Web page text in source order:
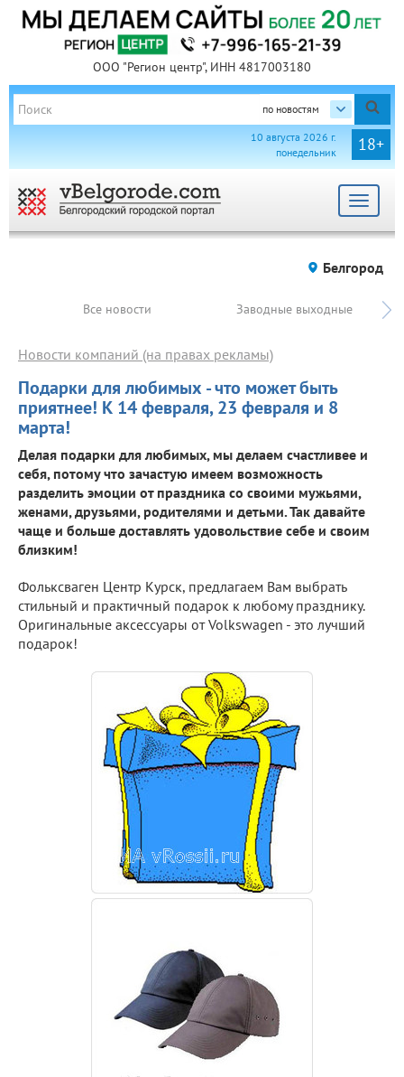
ООО "Регион центр", ИНН 4817003180
по новостям
18+
10 августа 2026 г.
понедельник
Toggle
Белгород
Все новости Заводные выходные
Подарки для любимых - что может быть
приятнее! К 14 февраля, 23 февраля и 8
марта!
Новости компаний (на правах рекламы)
Делая подарки для любимых, мы делаем счастливее и
себя, потому что зачастую имеем возможность
разделить эмоции от праздника со своими мужьями,
женами, друзьями, родителями и детьми. Так давайте
чаще и больше доставлять удовольствие себе и своим
близким!
Фольксваген Центр Курск, предлагаем Вам выбрать
стильный и практичный подарок к любому празднику.
Оригинальные аксессуары от Volkswagen - это лучший
подарок!